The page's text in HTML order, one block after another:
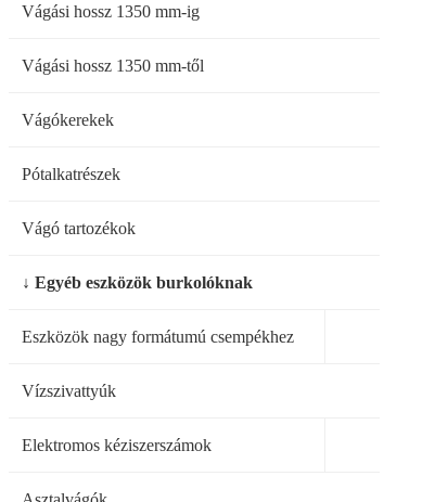
Vágási hossz 1350 mm-ig
Vágási hossz 1350 mm-től
Vágókerekek
Pótalkatrészek
Vágó tartozékok
↓ Egyéb eszközök burkolóknak
Eszközök nagy formátumú csempékhez
Vízszivattyúk
Elektromos kéziszerszámok